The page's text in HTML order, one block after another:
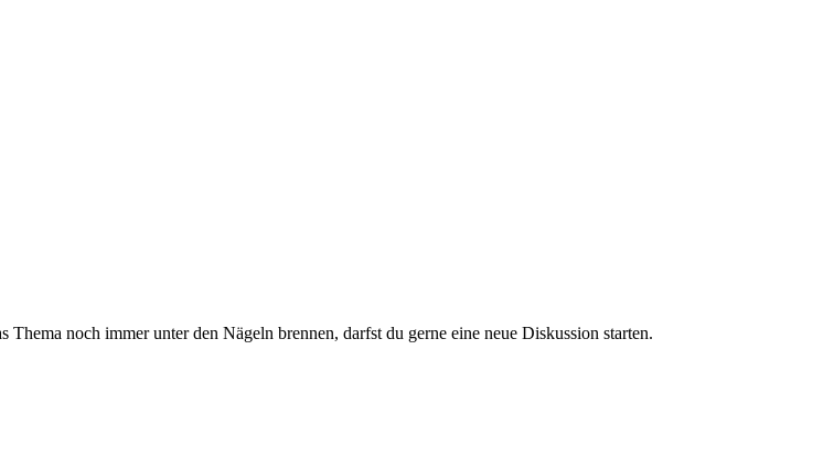
noch immer unter den Nägeln brennen, darfst du gerne eine neue Diskussion starten.